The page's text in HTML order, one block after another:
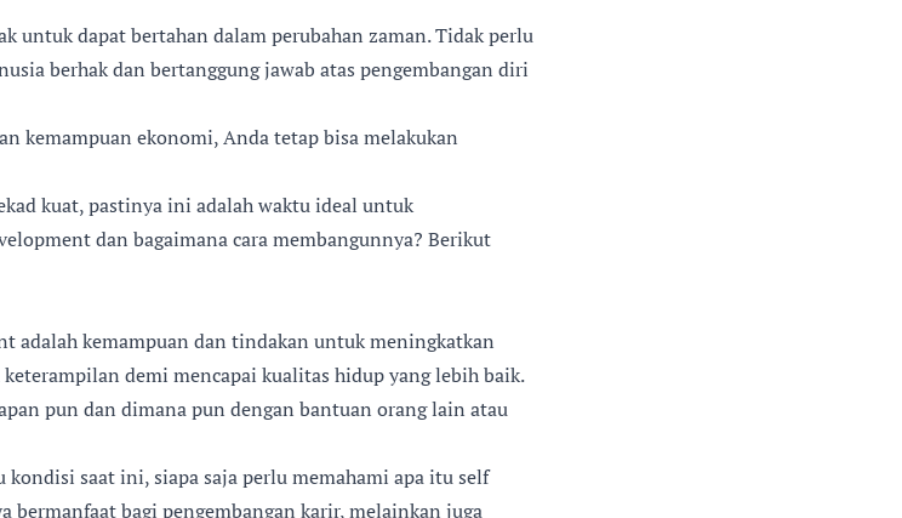
untuk dapat bertahan dalam perubahan zaman. Tidak perlu
berhak dan bertanggung jawab atas pengembangan diri
kemampuan ekonomi, Anda tetap bisa melakukan
kuat, pastinya ini adalah waktu ideal untuk
dan bagaimana cara membangunnya? Berikut
adalah kemampuan dan tindakan untuk meningkatkan
demi mencapai kualitas hidup yang lebih baik.
pun dan dimana pun dengan bantuan orang lain atau
saat ini, siapa saja perlu memahami apa itu self
bermanfaat bagi pengembangan karir, melainkan juga